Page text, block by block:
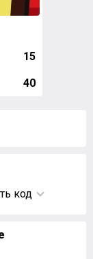
15
40
код